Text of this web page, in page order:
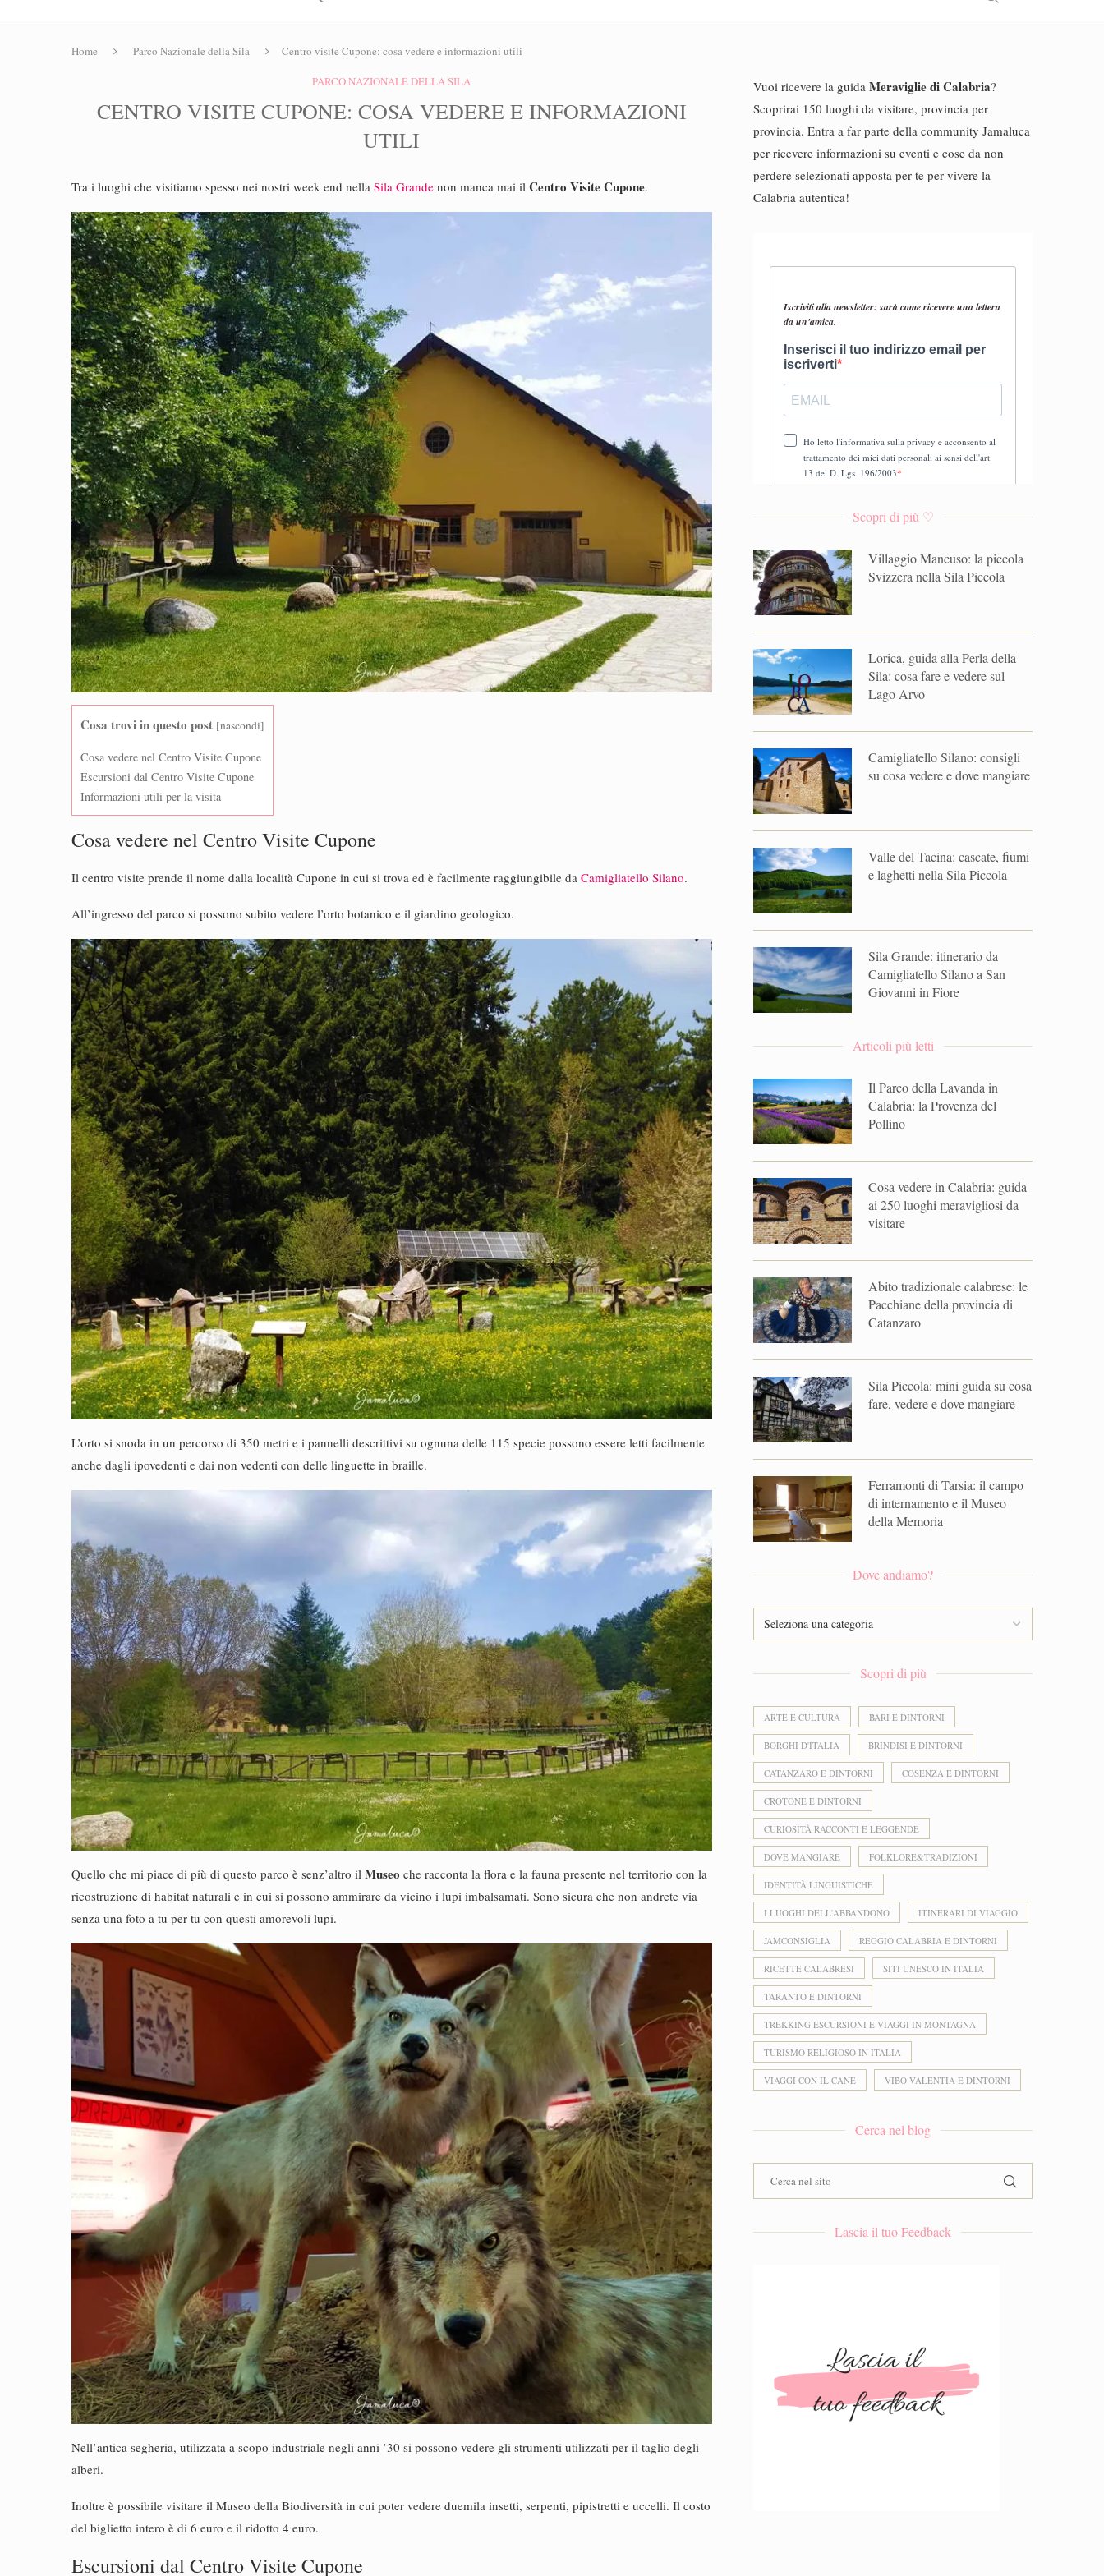
Home Parco Nazionale della Sila Centro visite Cupone: cosa vedere e informazioni utili
PARCO NAZIONALE DELLA SILA
CENTRO VISITE CUPONE: COSA VEDERE E INFORMAZIONI
UTILI
Tra i luoghi che visitiamo spesso nei nostri week end nella Sila Grande non manca mai il Centro Visite Cupone.
Cosa trovi in questo post [nascondi]
Cosa vedere nel Centro Visite Cupone
Escursioni dal Centro Visite Cupone
Informazioni utili per la visita
Cosa vedere nel Centro Visite Cupone
Il centro visite prende il nome dalla località Cupone in cui si trova ed è facilmente raggiungibile da Camigliatello Silano.
All’ingresso del parco si possono subito vedere l’orto botanico e il giardino geologico.
L’orto si snoda in un percorso di 350 metri e i pannelli descrittivi su ognuna delle 115 specie possono essere letti facilmente
anche dagli ipovedenti e dai non vedenti con delle linguette in braille.
Quello che mi piace di più di questo parco è senz’altro il Museo che racconta la flora e la fauna presente nel territorio con la
ricostruzione di habitat naturali e in cui si possono ammirare da vicino i lupi imbalsamati. Sono sicura che non andrete via
senza una foto a tu per tu con questi amorevoli lupi.
Nell’antica segheria, utilizzata a scopo industriale negli anni ’30 si possono vedere gli strumenti utilizzati per il taglio degli
alberi.
Inoltre è possibile visitare il Museo della Biodiversità in cui poter vedere duemila insetti, serpenti, pipistretti e uccelli. Il costo
del biglietto intero è di 6 euro e il ridotto 4 euro.
Escursioni dal Centro Visite Cupone
Vuoi ricevere la guida Meraviglie di Calabria?
Scoprirai 150 luoghi da visitare, provincia per
provincia. Entra a far parte della community Jamaluca
per ricevere informazioni su eventi e cose da non
perdere selezionati apposta per te per vivere la
Calabria autentica!
Scopri di più ♡
Villaggio Mancuso: la piccola
Svizzera nella Sila Piccola
Lorica, guida alla Perla della
Sila: cosa fare e vedere sul
Lago Arvo
Camigliatello Silano: consigli
su cosa vedere e dove mangiare
Valle del Tacina: cascate, fiumi
e laghetti nella Sila Piccola
Sila Grande: itinerario da
Camigliatello Silano a San
Giovanni in Fiore
Articoli più letti
Il Parco della Lavanda in
Calabria: la Provenza del
Pollino
Cosa vedere in Calabria: guida
ai 250 luoghi meravigliosi da
visitare
Abito tradizionale calabrese: le
Pacchiane della provincia di
Catanzaro
Sila Piccola: mini guida su cosa
fare, vedere e dove mangiare
Ferramonti di Tarsia: il campo
di internamento e il Museo
della Memoria
Dove andiamo?
Scopri di più
ARTE E CULTURA BARI E DINTORNI
BORGHI D'ITALIA BRINDISI E DINTORNI
CATANZARO E DINTORNI COSENZA E DINTORNI
CROTONE E DINTORNI
CURIOSITÀ RACCONTI E LEGGENDE
DOVE MANGIARE FOLKLORE&TRADIZIONI
IDENTITÀ LINGUISTICHE
I LUOGHI DELL'ABBANDONO ITINERARI DI VIAGGIO
JAMCONSIGLIA REGGIO CALABRIA E DINTORNI
RICETTE CALABRESI SITI UNESCO IN ITALIA
TARANTO E DINTORNI
TREKKING ESCURSIONI E VIAGGI IN MONTAGNA
TURISMO RELIGIOSO IN ITALIA
VIAGGI CON IL CANE VIBO VALENTIA E DINTORNI
Cerca nel blog
Lascia il tuo Feedback